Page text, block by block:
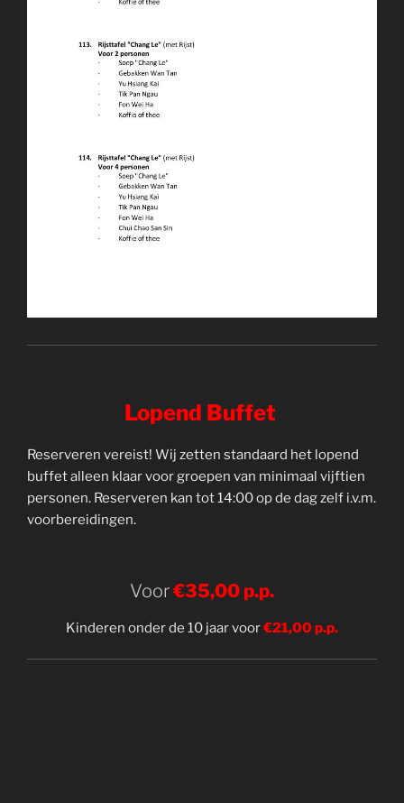
Lopend Buffet
Reserveren vereist! Wij zetten standaard het lopend
buffet alleen klaar voor groepen van minimaal vijftien
personen. Reserveren kan tot 14:00 op de dag zelf i.v.m.
voorbereidingen.
Voor€35,00 p.p.
Kinderen onder de 10 jaar voor€21,00 p.p.